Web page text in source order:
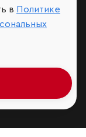
в Политике